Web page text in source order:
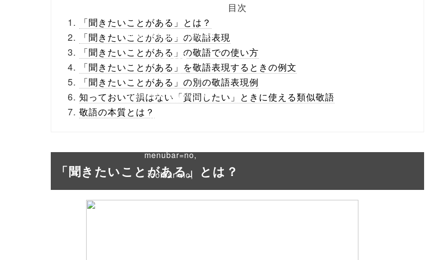
buttons.php on line10
/1040392"
onclick="window.open
(this.href, 'Gwindow',
'width=550,
menubar=no,
toolbar=no,
目次
「聞きたいことがある」とは？
「聞きたいことがある」の敬語表現
「聞きたいことがある」の敬語での使い方
「聞きたいことがある」を敬語表現するときの例文
「聞きたいことがある」の別の敬語表現例
知っておいて損はない「質問したい」ときに使える類似敬語
敬語の本質とは？
「聞きたいことがある」とは？